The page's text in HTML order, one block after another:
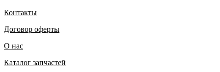
Контакты
Договор оферты
О нас
Каталог запчастей